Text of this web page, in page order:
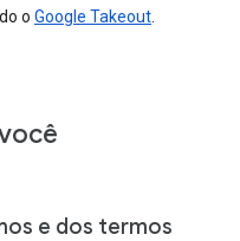
o Google Takeout
e dos termos